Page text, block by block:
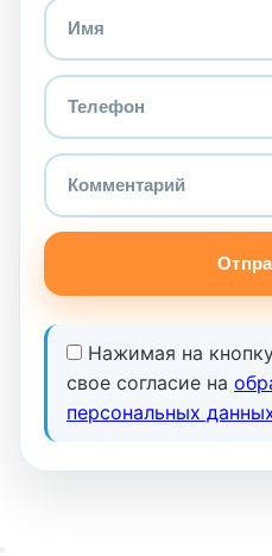
Нажимая на
свое согласие на
персональных